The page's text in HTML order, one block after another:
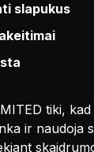
slapukus
tiki,
ir naudoja